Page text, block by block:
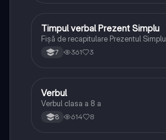
Limba și literatura română
Timpul verbal Prezent Simplu
Fișă de recapitulare Prezentul Simplu
7 361 3
Limba și literatura română
Verbul
Verbul clasa a 8 a
8 614 8